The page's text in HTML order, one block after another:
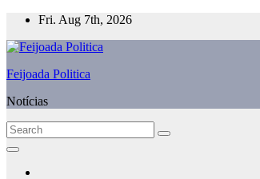
Skip
content
Fri. Aug 7th, 2026
Feijoada Politica
Notícias